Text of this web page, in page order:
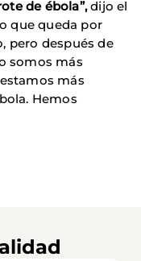
de ébola”,dijo el
que queda por
pero después de
somos más
más
Hemos